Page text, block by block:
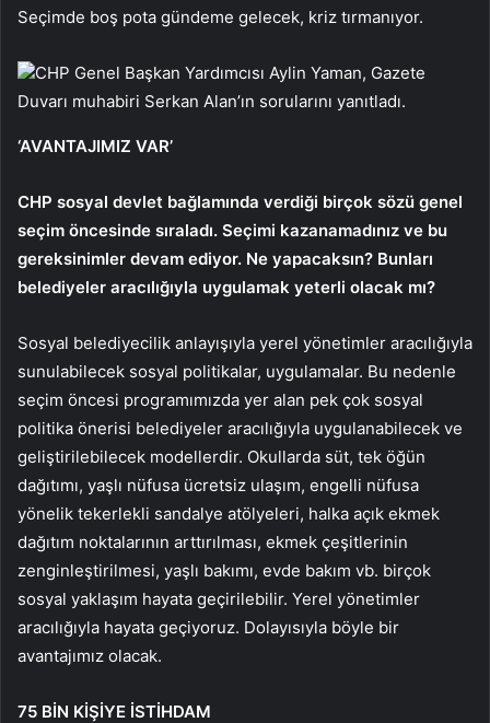
Seçimde boş pota gündeme gelecek, kriz tırmanıyor.
CHP Genel Başkan Yardımcısı Aylin Yaman, Gazete
Duvarı muhabiri Serkan Alan’ın sorularını yanıtladı.
‘AVANTAJIMIZ VAR’
CHP sosyal devlet bağlamında verdiği birçok sözü genel
seçim öncesinde sıraladı. Seçimi kazanamadınız ve bu
gereksinimler devam ediyor. Ne yapacaksın? Bunları
belediyeler aracılığıyla uygulamak yeterli olacak mı?
Sosyal belediyecilik anlayışıyla yerel yönetimler aracılığıyla
sunulabilecek sosyal politikalar, uygulamalar. Bu nedenle
seçim öncesi programımızda yer alan pek çok sosyal
politika önerisi belediyeler aracılığıyla uygulanabilecek ve
geliştirilebilecek modellerdir. Okullarda süt, tek öğün
dağıtımı, yaşlı nüfusa ücretsiz ulaşım, engelli nüfusa
yönelik tekerlekli sandalye atölyeleri, halka açık ekmek
dağıtım noktalarının arttırılması, ekmek çeşitlerinin
zenginleştirilmesi, yaşlı bakımı, evde bakım vb. birçok
sosyal yaklaşım hayata geçirilebilir. Yerel yönetimler
aracılığıyla hayata geçiyoruz. Dolayısıyla böyle bir
avantajımız olacak.
75 BİN KİŞİYE İSTİHDAM